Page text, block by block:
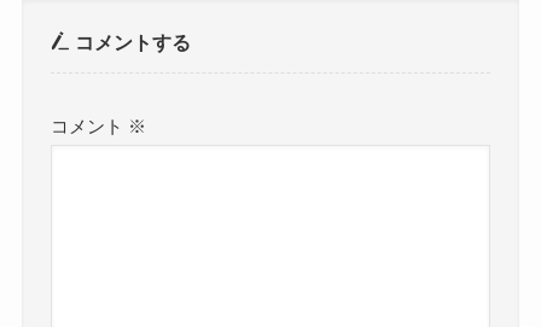
コメントする
コメント ※